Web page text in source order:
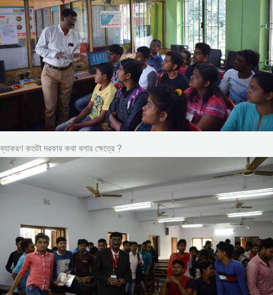
ব্যাকরণ কতটা দরকার কথা বলার ক্ষেত্রে ?